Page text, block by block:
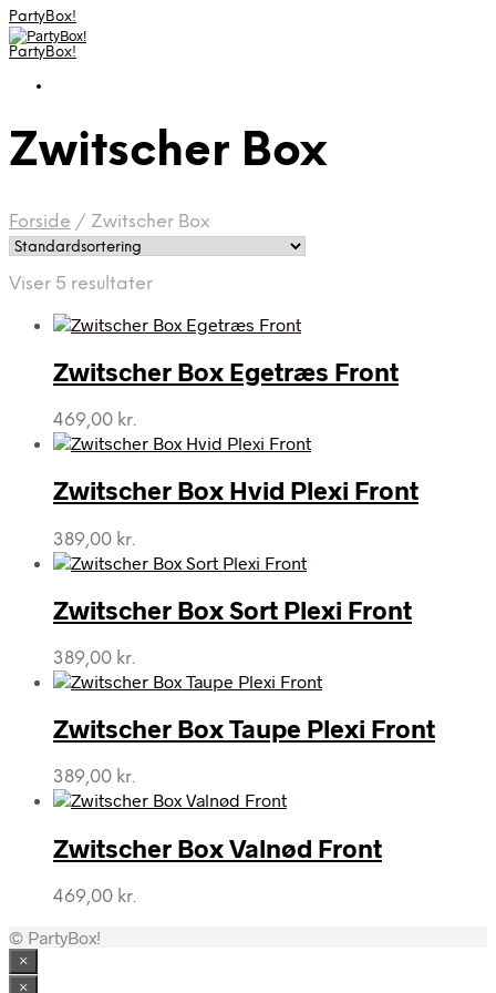
PartyBox!
PartyBox!
Zwitscher Box
Forside / Zwitscher Box
Viser 5 resultater
Zwitscher Box Egetræs Front
469,00 kr.
Zwitscher Box Hvid Plexi Front
389,00 kr.
Zwitscher Box Sort Plexi Front
389,00 kr.
Zwitscher Box Taupe Plexi Front
389,00 kr.
Zwitscher Box Valnød Front
469,00 kr.
© PartyBox!
×
×